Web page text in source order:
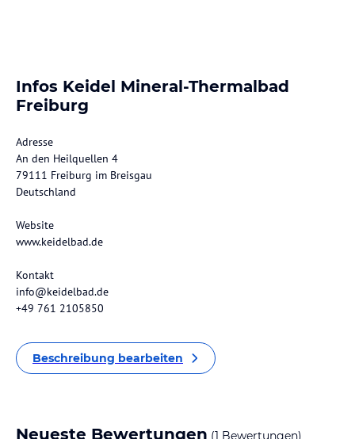
Infos Keidel Mineral-Thermalbad
Freiburg
Adresse
An den Heilquellen 4
79111 Freiburg im Breisgau
Deutschland
Website
www.keidelbad.de
Kontakt
info@keidelbad.de
+49 761 2105850
Beschreibung bearbeiten
Neueste Bewertungen (1 Bewertungen)